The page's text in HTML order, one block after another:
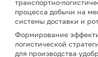
транспортно-
процесса добычи на
системы доставки и
Формирование
логистической
для производства